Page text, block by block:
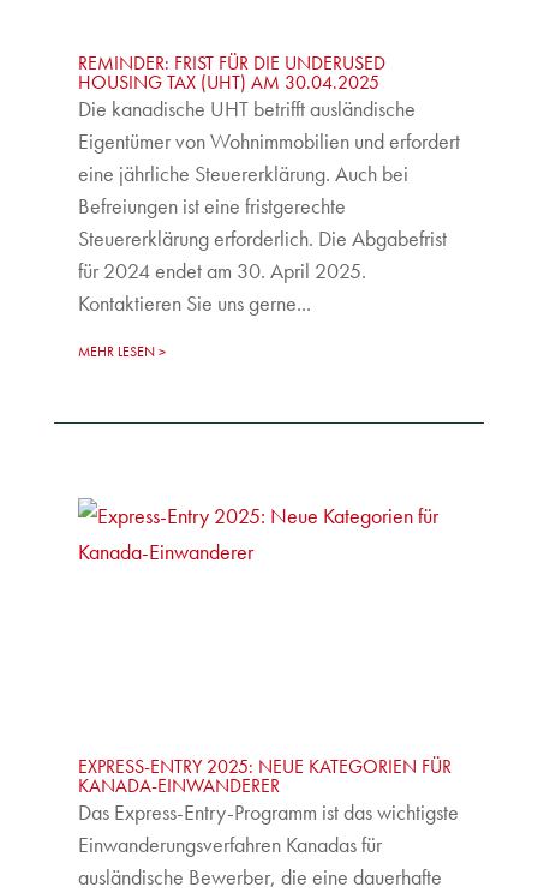
REMINDER: FRIST FÜR DIE UNDERUSED
HOUSING TAX (UHT) AM 30.04.2025
Die kanadische UHT betrifft ausländische
Eigentümer von Wohnimmobilien und erfordert
eine jährliche Steuererklärung. Auch bei
Befreiungen ist eine fristgerechte
Steuererklärung erforderlich. Die Abgabefrist
für 2024 endet am 30. April 2025.
Kontaktieren Sie uns gerne...
MEHR LESEN
EXPRESS-ENTRY 2025: NEUE KATEGORIEN FÜR
KANADA-EINWANDERER
Das Express-Entry-Programm ist das wichtigste
Einwanderungsverfahren Kanadas für
ausländische Bewerber, die eine dauerhafte